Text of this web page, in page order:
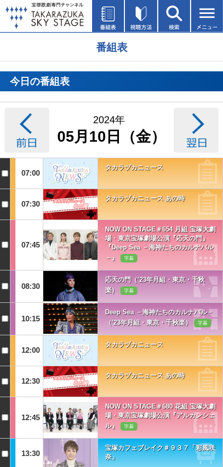
番組表
今日の番組表
2024年
05月10日（金）
07:00
タカラヅカニュース
07:30
タカラヅカニュース あの時
07:45
NOW ON STAGE＃654 月組 宝塚大劇
場・東京宝塚劇場公演『応天の門』
『Deep Sea －海神たちのカルナバル
－』
字幕
08:30
応天の門（’23年月組・東京・千秋
楽）
字幕
10:15
Deep Sea －海神たちのカルナバル－
（’23年月組・東京・千秋楽）
字幕
12:00
タカラヅカニュース
12:30
タカラヅカニュース あの時
12:45
NOW ON STAGE＃680 花組 宝塚大劇
場・東京宝塚劇場公演『アルカンシェ
ル』
字幕
13:30
宝塚カフェブレイク＃９３７「彩風咲
奈」